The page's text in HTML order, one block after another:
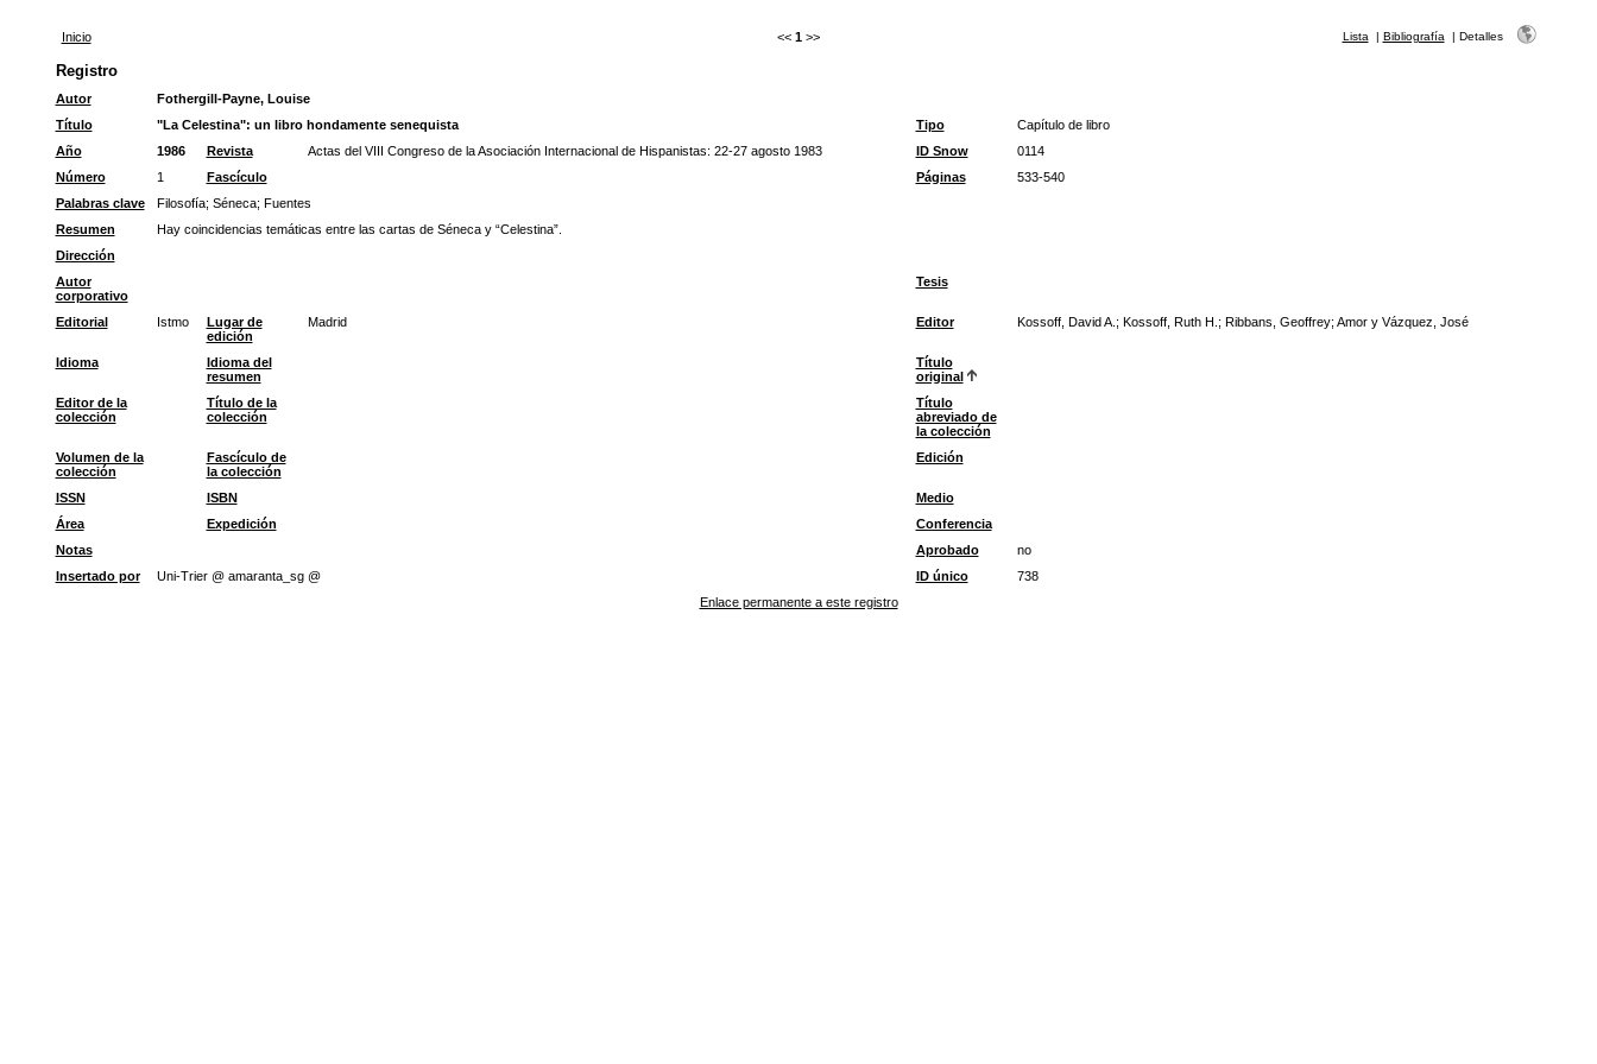
Inicio << 1 >> Lista | Bibliografía | Detalles
Registro
Autor
Fothergill-Payne, Louise
Título
"La Celestina": un libro hondamente senequista Tipo
Capítulo de libro
Año
1986 Revista Actas del VIII Congreso de la Asociación Internacional de Hispanistas: 22-27 agosto 1983 ID Snow
0114
Número
1 Fascículo Páginas
533-540
Palabras clave
Filosofía; Séneca; Fuentes
Resumen
Hay coincidencias temáticas entre las cartas de Séneca y “Celestina”.
Dirección
Autor
corporativo
Tesis
Editorial Istmo
Lugar de
edición
Madrid Editor Kossoff, David A.; Kossoff, Ruth H.; Ribbans, Geoffrey; Amor y Vázquez, José
Idioma
Idioma del
resumen
Título
original
Editor de la
colección
Título de la
colección
Título
abreviado de
la colección
Volumen de la
colección
Fascículo de
la colección
Edición
ISSN ISBN
Medio
Área
Expedición
Conferencia
Notas
Aprobado
no
Insertado por
Uni-Trier @ amaranta_sg @ ID único
738
Enlace permanente a este registro